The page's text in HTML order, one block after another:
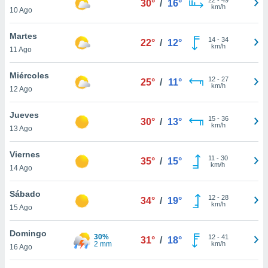
más
nuestra
y
de
disponible
cookies
aceptar
10 Ago
30° / 16°
km/h
Martes
11 Ago
22° / 12° 14- 34
km/h
Miércoles
12 Ago
25° / 11° 12- 27
km/h
Jueves
13 Ago
30° / 13° 15- 36
km/h
Viernes
14 Ago
35° / 15° 11 - 30
km/h
Sábado
15 Ago
34° / 19° 12- 28
km/h
Domingo
16 Ago
30%
2 mm
31° / 18° 12- 41
km/h